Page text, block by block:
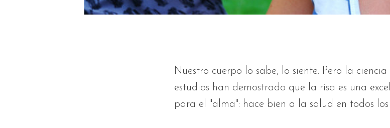
Nuestro cuerpo lo sabe, lo siente. Pero la
estudios han demostrado que la risa es una
para el "alma": hace bien a la salud en todos los